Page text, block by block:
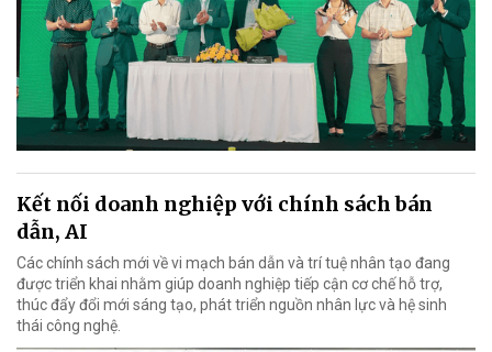
Kết nối doanh nghiệp với chính sách bán
dẫn, AI
Các chính sách mới về vi mạch bán dẫn và trí tuệ nhân tạo đang
được triển khai nhằm giúp doanh nghiệp tiếp cận cơ chế hỗ trợ,
thúc đẩy đổi mới sáng tạo, phát triển nguồn nhân lực và hệ sinh
thái công nghệ.